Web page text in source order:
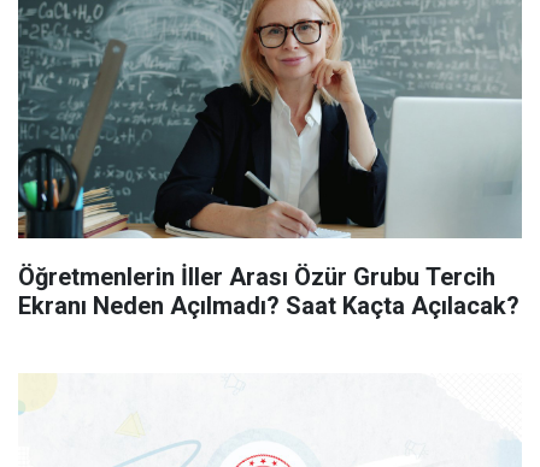
Öğretmenlerin İller Arası Özür Grubu Tercih
Ekranı Neden Açılmadı? Saat Kaçta Açılacak?